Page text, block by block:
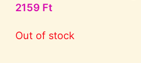
2159 Ft
Out of stock